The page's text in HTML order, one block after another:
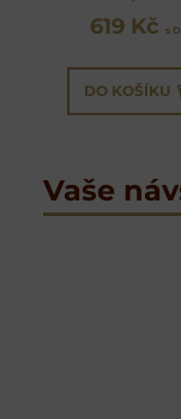
619 Kč s
DO KOŠÍKU
Vaše